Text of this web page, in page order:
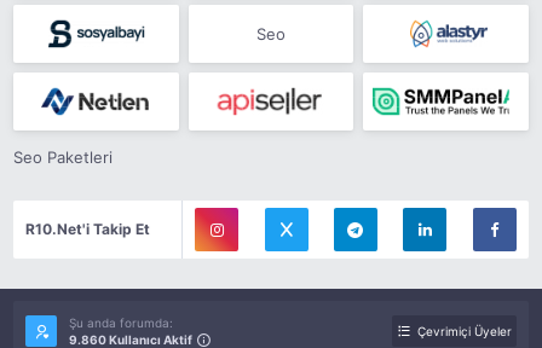
Seo
Seo Paketleri
R10.Net'i Takip Et
Şu anda forumda:
9.860 Kullanıcı Aktif
Çevrimiçi Üyeler